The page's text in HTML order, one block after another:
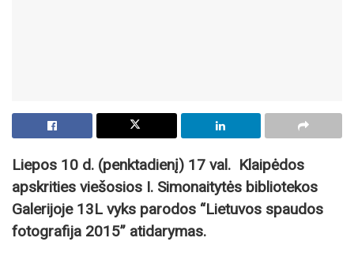
Liepos 10 d. (penktadienį) 17 val. Klaipėdos
apskrities viešosios I. Simonaitytės bibliotekos
Galerijoje 13L vyks parodos “Lietuvos spaudos
fotografija 2015” atidarymas.